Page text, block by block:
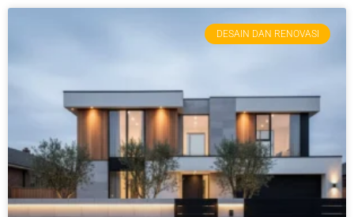
DESAIN DAN RENOVASI